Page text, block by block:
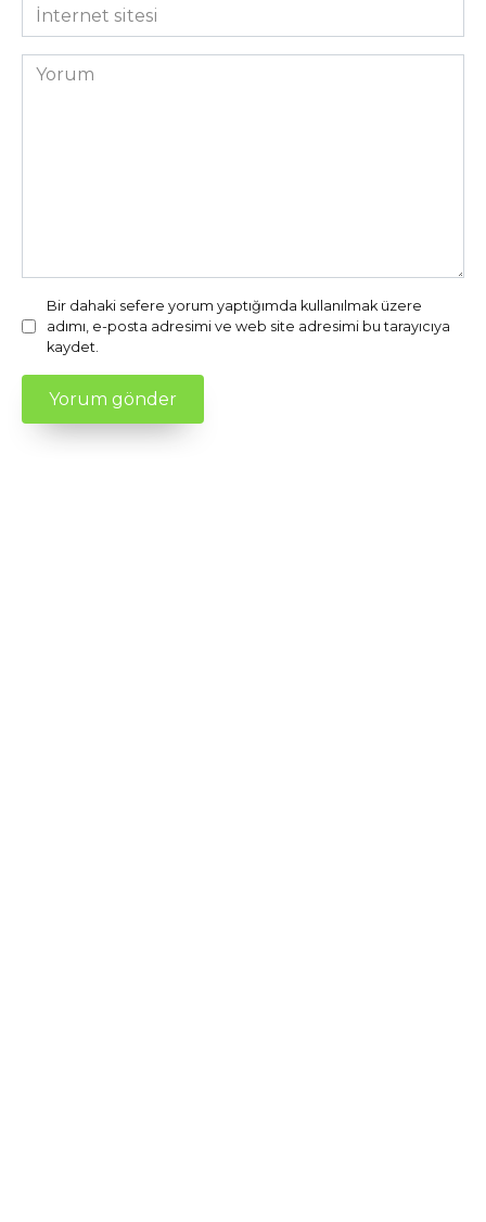
İnternet
sitesi
Yorum
Bir dahaki sefere yorum yaptığımda kullanılmak üzere
adımı, e-posta adresimi ve web site adresimi bu tarayıcıya
kaydet.